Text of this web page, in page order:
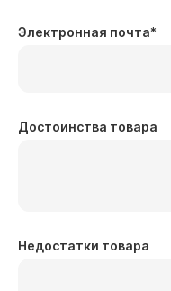
Электронная почта*
Достоинства товара
Недостатки товара